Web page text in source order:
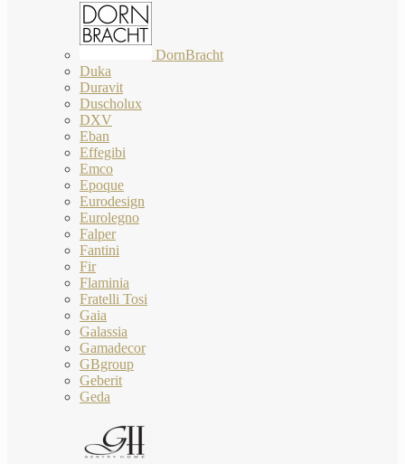
DornBracht
Duka
Duravit
Duscholux
DXV
Eban
Effegibi
Emco
Epoque
Eurodesign
Eurolegno
Falper
Fantini
Fir
Flaminia
Fratelli Tosi
Gaia
Galassia
Gamadecor
GBgroup
Geberit
Geda